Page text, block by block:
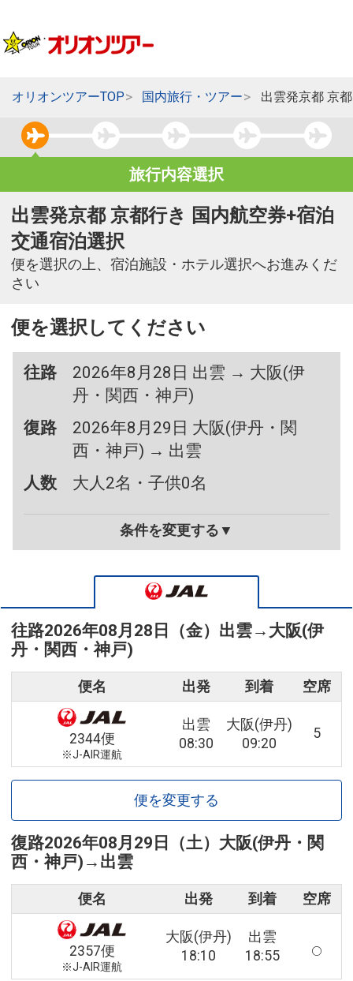
オリオンツアーTOP 国内旅行・ツアー 出雲発京都 京
旅行内容選択
出雲発京都 京都行き 国内航空券+宿泊
交通宿泊選択
便を選択の上、宿泊施設・ホテル選択へお進みくだ
さい
便を選択してください
往路
2026年8月28日 出雲 → 大阪(伊
丹・関西・神戸)
復路
2026年8月29日 大阪(伊丹・関
西・神戸) → 出雲
人数
大人2名・子供0名
条件を変更する▼
往路2026年08月28日（金） 出雲→ 大阪(伊
丹・関西・神戸)
便名 出発 到着 空席
2344便
※J-AIR運航
出雲
08:30
大阪(伊丹)
09:20
5
便を変更する
復路2026年08月29日（土） 大阪(伊丹・関
西・神戸) → 出雲
便名 出発 到着 空席
2357便
※J-AIR運航
大阪(伊丹)
18:10
出雲
18:55